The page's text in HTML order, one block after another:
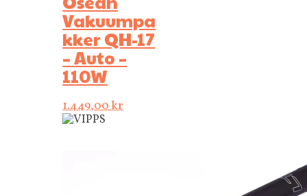
Vakuumpa
kker QH-17
– Auto –
110W
1.449,00kr